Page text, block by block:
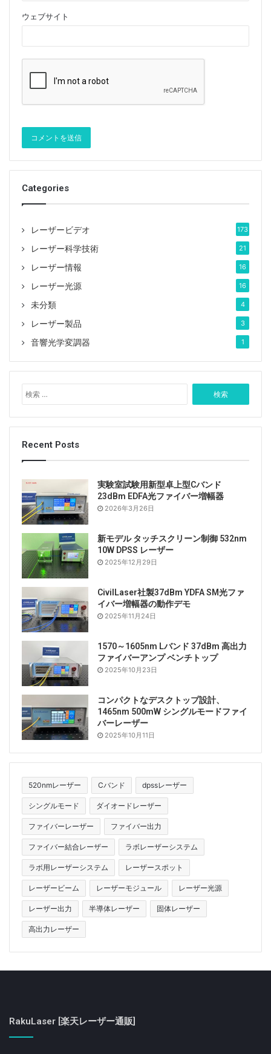
ウェブサイト
Categories
レーザービデオ 173
レーザー科学技術 21
レーザー情報 16
レーザー光源 16
未分類 4
レーザー製品 3
音響光学変調器 1
索
:
Recent Posts
実験室試験用新型卓上型Cバンド
23dBm EDFA光ファイバー増幅器
2026年3月26日
新モデル タッチスクリーン制御 532nm
10W DPSS レーザー
2025年12月29日
CivilLaser社製37dBm YDFA SM光ファ
イバー増幅器の動作デモ
2025年11月24日
1570～1605nm Lバンド 37dBm 高出力
ファイバーアンプ ベンチトップ
2025年10月23日
コンパクトなデスクトップ設計、
1465nm 500mW シングルモードファイ
バーレーザー
2025年10月11日
520nmレーザー Cバンド dpssレーザー
シングルモード ダイオードレーザー
ファイバーレーザー ファイバー出力
ファイバー結合レーザー ラボレーザーシステム
ラボ用レーザーシステム レーザースポット
レーザービーム レーザーモジュール レーザー光源
レーザー出力 半導体レーザー 固体レーザー
高出力レーザー
RakuLaser [楽天レーザー通販]